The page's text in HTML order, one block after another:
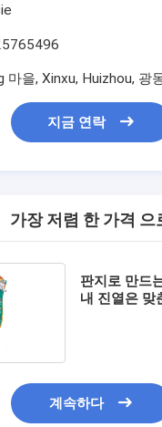
마을, Xinxu, Huizhou, 광
지금 연락
가장 저렴 한 가격 으
판지로 만드
내 진열은 맞
계속하다